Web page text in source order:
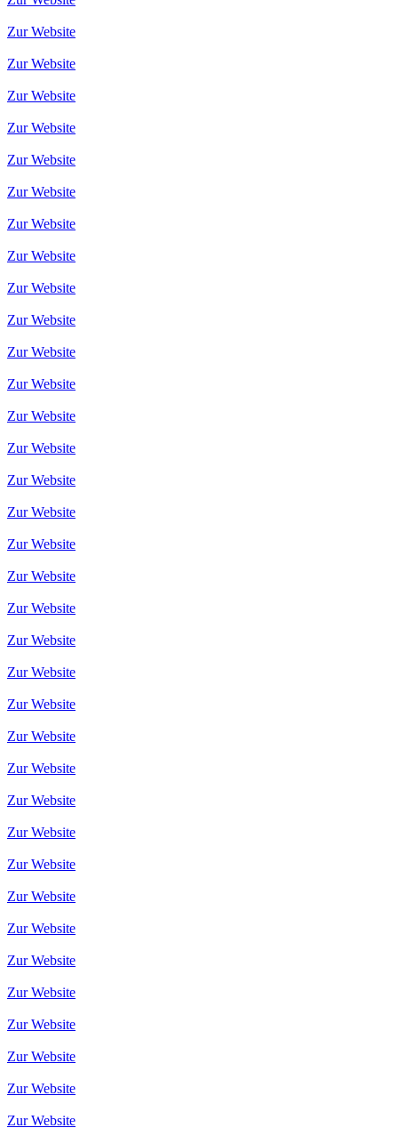
Zur Website
Zur Website
Zur Website
Zur Website
Zur Website
Zur Website
Zur Website
Zur Website
Zur Website
Zur Website
Zur Website
Zur Website
Zur Website
Zur Website
Zur Website
Zur Website
Zur Website
Zur Website
Zur Website
Zur Website
Zur Website
Zur Website
Zur Website
Zur Website
Zur Website
Zur Website
Zur Website
Zur Website
Zur Website
Zur Website
Zur Website
Zur Website
Zur Website
Zur Website
Zur Website